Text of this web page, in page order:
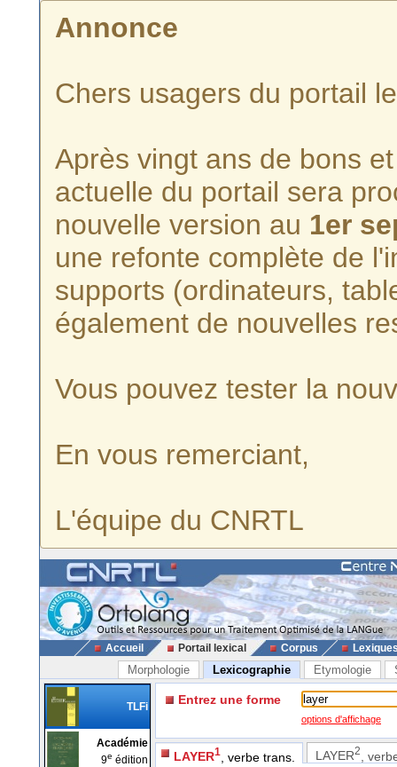
Annonce
Chers usagers du portail
Après vingt ans de bons
actuelle du portail sera
nouvelle version au 1er
une refonte complète de
supports (ordinateurs,
également de nouvelles
Vous pouvez tester la
En vous remerciant,
L'équipe du CNRTL
Accueil Portail lexical Corpus
Morphologie Lexicographie Etymologie
TLFi
Académie
9e édition
Entrez une forme
options d'affichage
LAYER1 , verbe trans. LAYER2 ,